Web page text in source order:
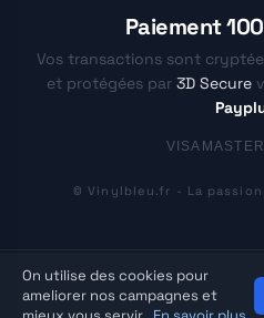
Paiement
Vos transactions sont
et protégées par 3D Secure
VISA
© Vinylbleu.fr - La
On utilise des cookies pour
ameliorer nos campagnes et